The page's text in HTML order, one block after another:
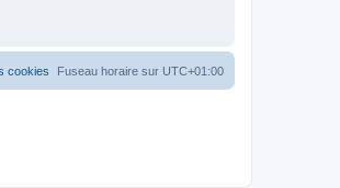
Fuseau horaire sur UTC+01:00
cookies